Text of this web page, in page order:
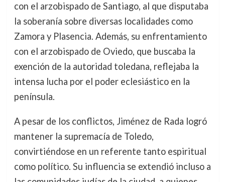
con el arzobispado de Santiago, al que disputaba
la soberanía sobre diversas localidades como
Zamora y Plasencia. Además, su enfrentamiento
con el arzobispado de Oviedo, que buscaba la
exención de la autoridad toledana, reflejaba la
intensa lucha por el poder eclesiástico en la
península.
A pesar de los conflictos, Jiménez de Rada logró
mantener la supremacía de Toledo,
convirtiéndose en un referente tanto espiritual
como político. Su influencia se extendió incluso a